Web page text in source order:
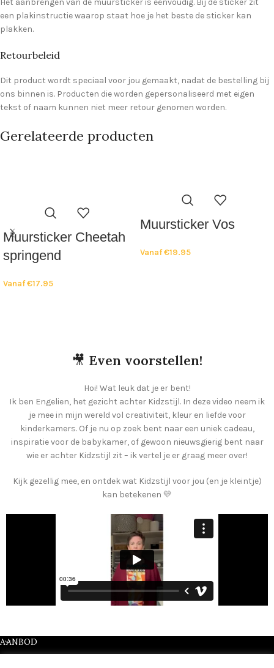
een plakinstructie waarop staat hoe je het beste de sticker kan
plakken.
Retourbeleid
Dit product wordt speciaal voor jou gemaakt, nadat de bestelling bij
ons binnen is. Producten die worden gepersonaliseerd met eigen
tekst of naam kunnen niet meer retour genomen worden.
Gerelateerde producten
Muursticker Cheetah
springend
Vanaf€17.95
Muursticker Vos
Vanaf€19.95
🎥 Even voorstellen!
Hoi! Wat leuk dat je er bent!
Ik ben Engelien, het gezicht achter Kidzstijl. In deze video neem ik
je mee in mijn wereld vol creativiteit, kleur en liefde voor
kinderkamers. Of je nu op zoek bent naar een uniek cadeau,
inspiratie voor de babykamer, of gewoon nieuwsgierig bent naar
wie er achter Kidzstijl zit – ik vertel je er graag meer over!
Kijk gezellig mee, en ontdek wat Kidzstijl voor jou (en je kleintje)
kan betekenen 💛
AANBOD